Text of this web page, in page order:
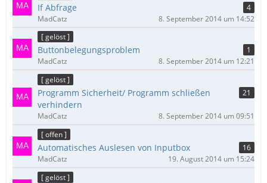
If Abfrage
4
MadCatz
8. September 2014 um 14:52
[ gelöst ]
Buttonbelegungsproblem
1
MadCatz
8. September 2014 um 12:21
[ gelöst ]
Programm Sicherheit/ Programm schließen
verhindern
21
MadCatz
8. September 2014 um 09:51
[ offen ]
Automatisches Auslesen von Inputbox
16
MadCatz
19. August 2014 um 15:24
[ gelöst ]